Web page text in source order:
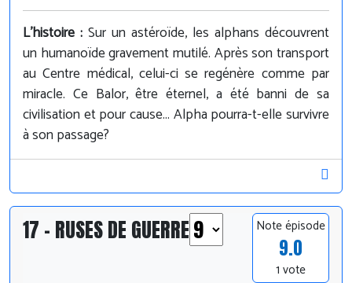
L'histoire : Sur un astéroïde, les alphans découvrent
un humanoïde gravement mutilé. Après son transport
au Centre médical, celui-ci se regénère comme par
miracle. Ce Balor, être éternel, a été banni de sa
civilisation et pour cause... Alpha pourra-t-elle survivre
à son passage?
17 - RUSES DE GUERRE Note épisode
9.0
1 vote